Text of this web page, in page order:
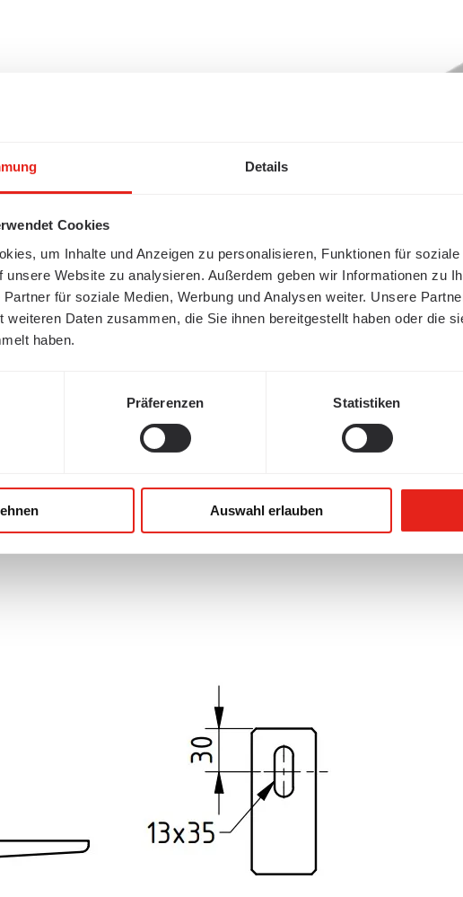
Details
Cookies
um Inhalte und Anzeigen zu personalisieren, Funktionen für
unsere Website zu analysieren. Außerdem geben wir Informationen zu
für soziale Medien, Werbung und Analysen weiter. Unsere
weiteren Daten zusammen, die Sie ihnen bereitgestellt haben oder die
haben.
Präferenzen Statistiken
Auswahl erlauben